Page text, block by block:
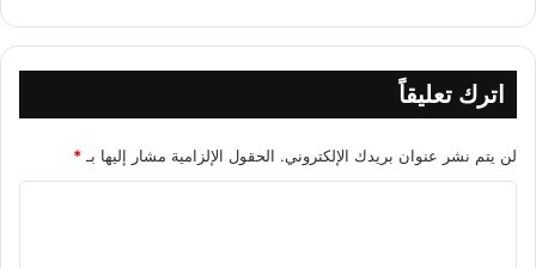
اترك تعليقاً
لن يتم نشر عنوان بريدك الإلكتروني. الحقول الإلزامية مشار إليها بـ *